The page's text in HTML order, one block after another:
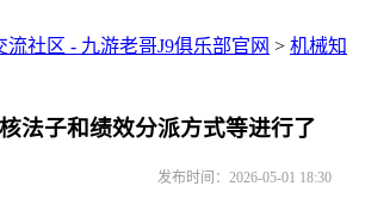
社区 - 九游老哥J9俱乐部官网 > 机械知
法子和绩效分派方式等进行了
发布时间：2026-05-01 18:30